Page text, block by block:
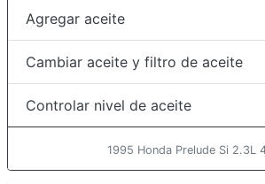
Agregar aceite
Cambiar aceite y filtro de aceite
Controlar nivel de aceite
1995 Honda Prelude Si 2.3L